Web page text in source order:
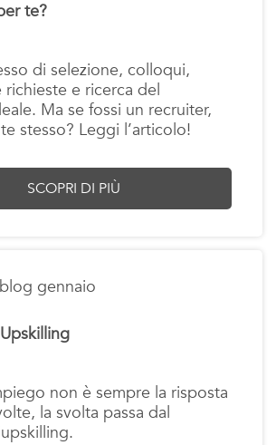
te?
di selezione, colloqui,
e ricerca del
Ma se fossi un recruiter,
stesso? Leggi l’articolo!
SCOPRI DI PIÙ
non è sempre la risposta
la svolta passa dal